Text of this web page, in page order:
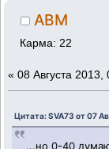
ABM
Карма: 22
« 08 Августа 2013,
Цитата: SVA73 от 07
...но 0-40